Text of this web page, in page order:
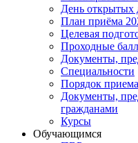
День открытых
План приёма
Целевая
Проходные
Документы,
Специальности
Порядок
Документы,
гражданами
Курсы
Обучающимся